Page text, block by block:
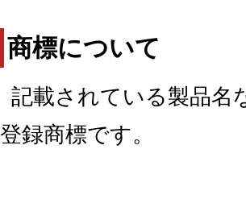
商標について
記載されている製品名
登録商標です。